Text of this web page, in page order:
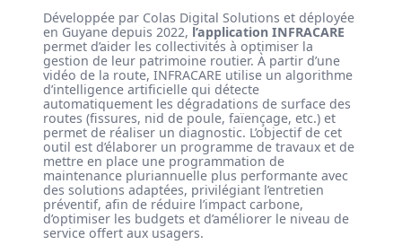
Développée par Colas Digital Solutions et déployée
en Guyane depuis 2022, l’application INFRACARE
permet d’aider les collectivités à optimiser la
gestion de leur patrimoine routier. À partir d’une
vidéo de la route, INFRACARE utilise un algorithme
d’intelligence artificielle qui détecte
automatiquement les dégradations de surface des
routes (fissures, nid de poule, faïençage, etc.) et
permet de réaliser un diagnostic. L’objectif de cet
outil est d’élaborer un programme de travaux et de
mettre en place une programmation de
maintenance pluriannuelle plus performante avec
des solutions adaptées, privilégiant l’entretien
préventif, afin de réduire l’impact carbone,
d’optimiser les budgets et d’améliorer le niveau de
service offert aux usagers.